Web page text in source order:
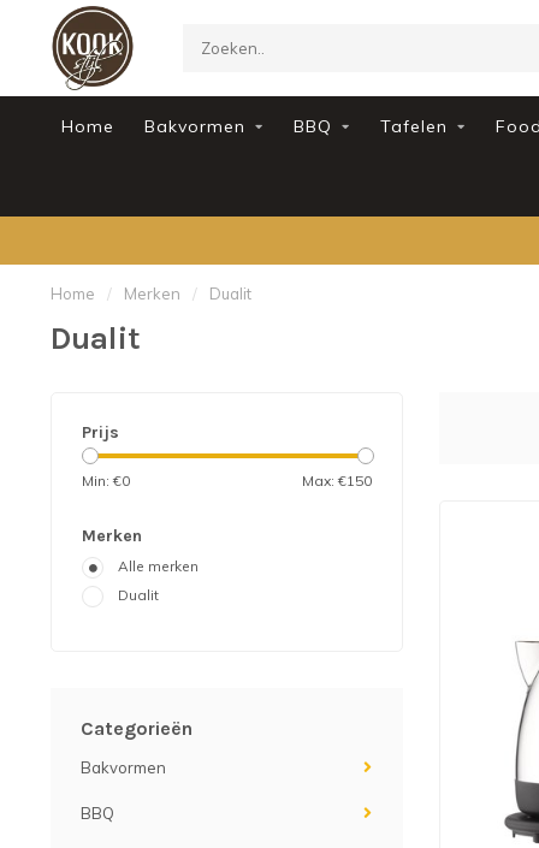
Home Bakvormen BBQ Tafelen
Home / Merken / Dualit
Dualit
Prijs
Min: €0 Max: €150
Merken
Alle merken
Dualit
Categorieën
Bakvormen
BBQ